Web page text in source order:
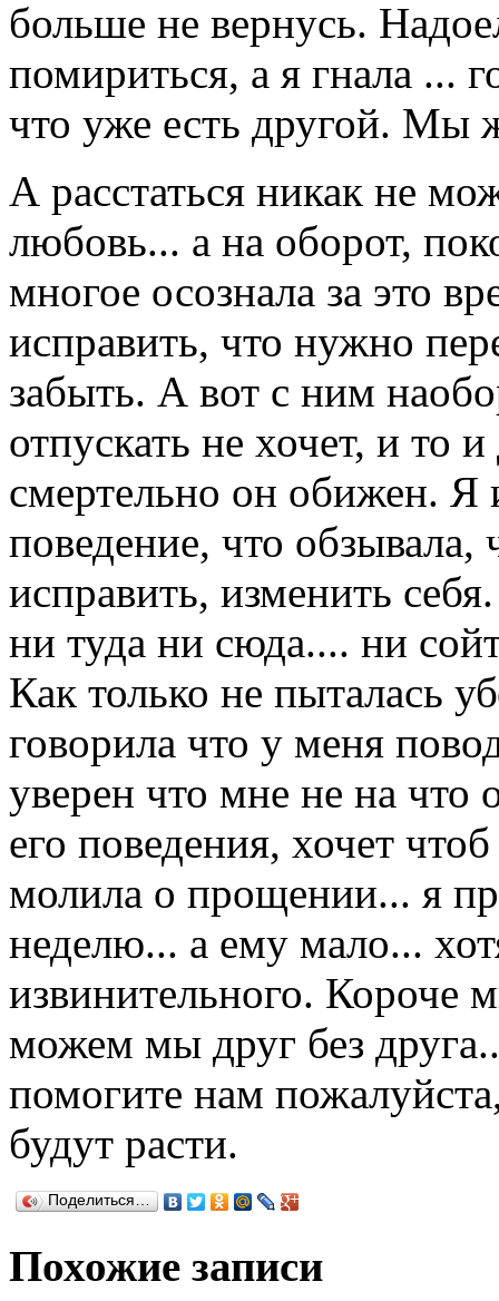
больше не вернусь.
помириться, а я гнала ...
что уже есть другой. Мы
А расстаться никак не
любовь... а на оборот,
многое осознала за это
исправить, что нужно
забыть. А вот с ним
отпускать не хочет, и то
смертельно он обижен. Я
поведение, что
исправить, изменить
ни туда ни сюда.... ни
Как только не пыталась
говорила что у меня
уверен что мне не на что
его поведения, хочет
молила о прощении... я
неделю... а ему мало...
извинительного. Короче
можем мы друг без
помогите нам
будут расти.
Поделиться…
Похожие записи